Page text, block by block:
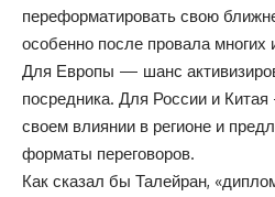
переформатировать свою
особенно после провала многих
Для Европы — шанс
посредника. Для России и
своем влиянии в регионе и
форматы переговоров.
Как сказал бы Талейран,